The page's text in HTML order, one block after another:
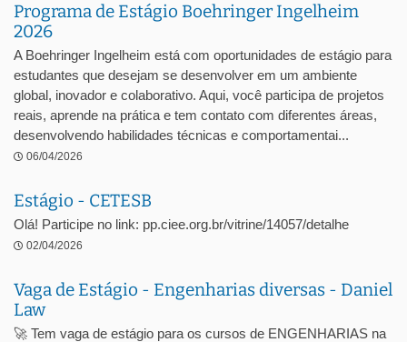
Programa de Estágio Boehringer Ingelheim
2026
A Boehringer Ingelheim está com oportunidades de estágio para
estudantes que desejam se desenvolver em um ambiente
global, inovador e colaborativo. Aqui, você participa de projetos
reais, aprende na prática e tem contato com diferentes áreas,
desenvolvendo habilidades técnicas e comportamentai...
06/04/2026
Estágio - CETESB
Olá! Participe no link: pp.ciee.org.br/vitrine/14057/detalhe
02/04/2026
Vaga de Estágio - Engenharias diversas - Daniel
Law
🚀 Tem vaga de estágio para os cursos de ENGENHARIAS na